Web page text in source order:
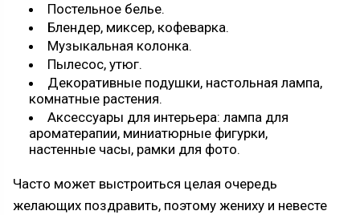
Постельное белье.
Блендер, миксер, кофеварка.
Музыкальная колонка.
Пылесос, утюг.
Декоративные подушки, настольная лампа,
комнатные растения.
Аксессуары для интерьера: лампа для
ароматерапии, миниатюрные фигурки,
настенные часы, рамки для фото.
Часто может выстроиться целая очередь
желающих поздравить, поэтому жениху и невесте